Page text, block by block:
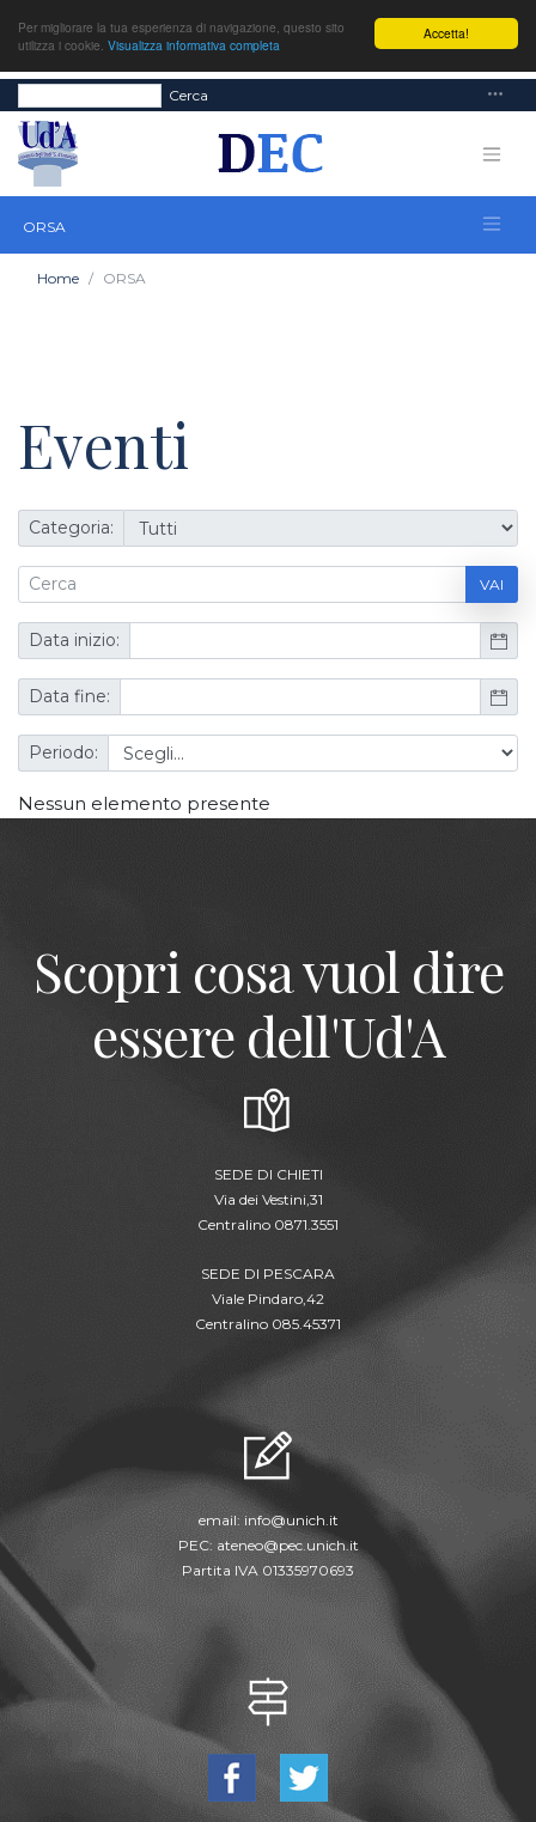
Accetta!
Per migliorare la tua esperienza di navigazione, questo sito
utilizza i cookie. Visualizza informativa completa
Cerca
ORSA
Home ORSA
Eventi
Categoria:
VAI
Data inizio:
Data fine:
Periodo:
Nessun elemento presente
Scopri cosa vuol dire
essere dell'Ud'A
SEDE DI CHIETI
Via dei Vestini,31
Centralino 0871.3551
SEDE DI PESCARA
Viale Pindaro,42
Centralino 085.45371
email: info@unich.it
PEC: ateneo@pec.unich.it
Partita IVA 01335970693